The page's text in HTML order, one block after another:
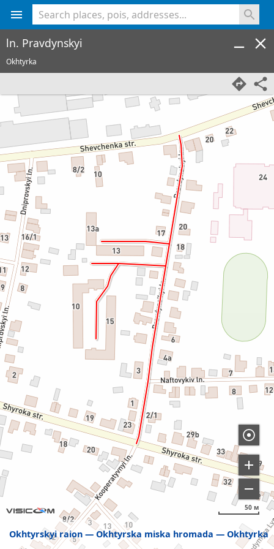
Okhtyrskyi raion Okhtyrska miska hromada Okhtyrka
50 м
ln. Pravdynskyi
Okhtyrka
<% console.log(hcard) %>